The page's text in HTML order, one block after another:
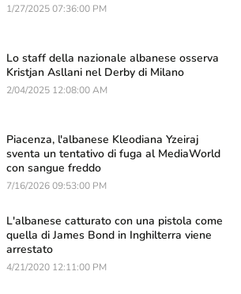
1/27/2025 07:36:00 PM
Lo staff della nazionale albanese osserva
Kristjan Asllani nel Derby di Milano
2/04/2025 12:08:00 AM
Piacenza, l'albanese Kleodiana Yzeiraj
sventa un tentativo di fuga al MediaWorld
con sangue freddo
7/16/2026 09:53:00 PM
L'albanese catturato con una pistola come
quella di James Bond in Inghilterra viene
arrestato
4/21/2020 12:11:00 PM